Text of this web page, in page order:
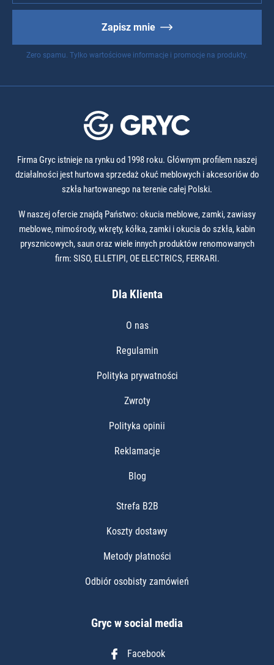
Zapisz mnie
Zero spamu. Tylko wartościowe informacje i promocje na produkty.
Firma Gryc istnieje na rynku od 1998 roku. Głównym profilem naszej
działalności jest hurtowa sprzedaż okuć meblowych i akcesoriów do
szkła hartowanego na terenie całej Polski.
W naszej ofercie znajdą Państwo: okucia meblowe, zamki, zawiasy
meblowe, mimośrody, wkręty, kółka, zamki i okucia do szkła, kabin
prysznicowych, saun oraz wiele innych produktów renomowanych
firm: SISO, ELLETIPI, OE ELECTRICS, FERRARI.
Dla Klienta
O nas
Regulamin
Polityka prywatności
Zwroty
Polityka opinii
Reklamacje
Blog
Strefa B2B
Koszty dostawy
Metody płatności
Odbiór osobisty zamówień
Gryc w social media
Facebook